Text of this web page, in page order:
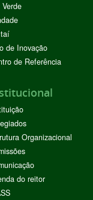
de Inovação
de Referência
Organizacional
do reitor